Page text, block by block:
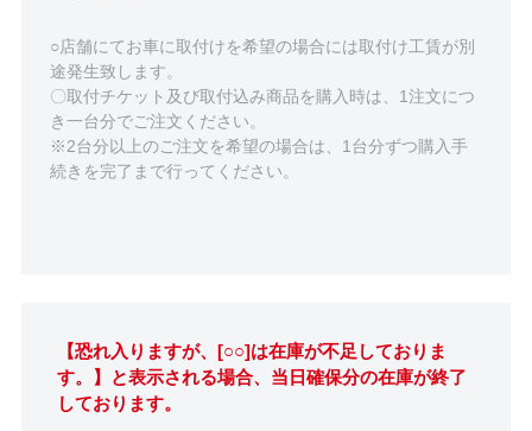
○店舗にてお車に取付けを希望の場合には取付け工賃が別
途発生致します。
〇取付チケット及び取付込み商品を購入時は、1注文につ
き一台分でご注文ください。
※2台分以上のご注文を希望の場合は、1台分ずつ購入手
続きを完了まで行ってください。
【恐れ入りますが、[○○]は在庫が不足しておりま
す。】と表示される場合、当日確保分の在庫が終了
しております。